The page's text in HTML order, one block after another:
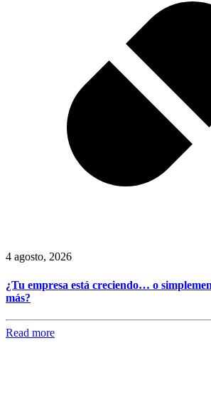
4 agosto, 2026
¿Tu empresa está creciendo… o
más?
Read more